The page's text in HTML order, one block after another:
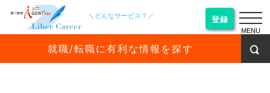
＼どんなサービス？／ 登録
就職/転職に有利な情報を探す
MENU